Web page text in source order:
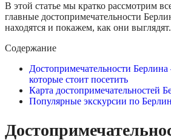
В этой статье мы кратко рассмотрим
главные достопримечательности
находятся и покажем, как они выглядят.
Содержание
Достопримечательности
которые стоит посетить
Карта достопримечательностей
Популярные экскурсии по